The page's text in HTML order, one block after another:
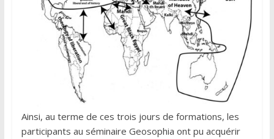
Ainsi, au terme de ces trois jours de formations, les
participants au séminaire Geosophia ont pu acquérir